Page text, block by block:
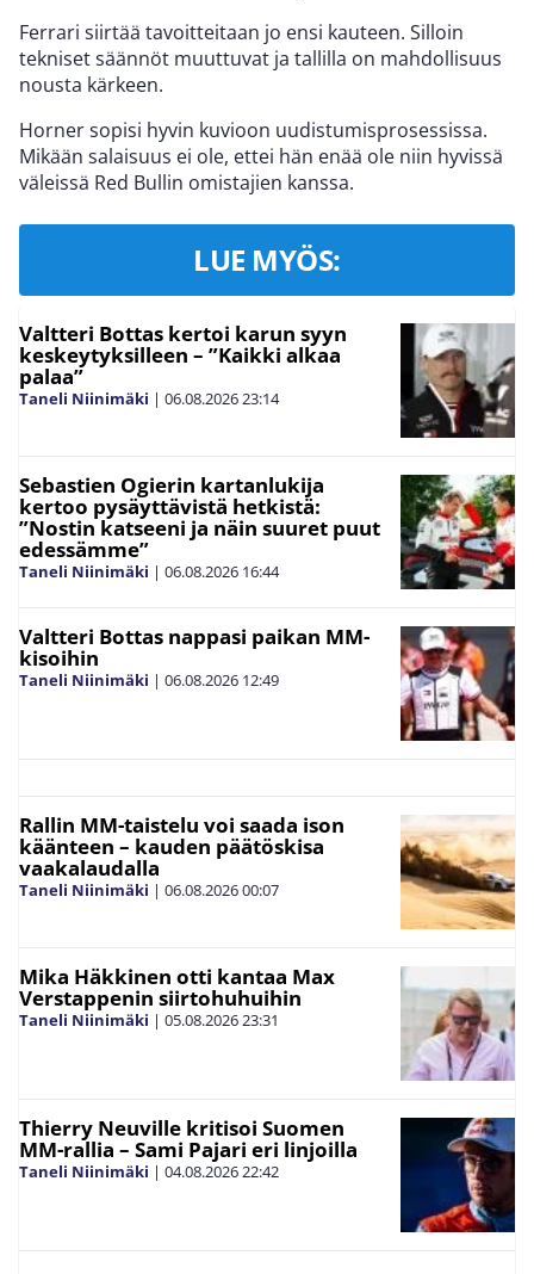
Ferrari siirtää tavoitteitaan jo ensi kauteen. Silloin
tekniset säännöt muuttuvat ja tallilla on mahdollisuus
nousta kärkeen.
Horner sopisi hyvin kuvioon uudistumisprosessissa.
Mikään salaisuus ei ole, ettei hän enää ole niin hyvissä
väleissä Red Bullin omistajien kanssa.
LUE MYÖS:
Valtteri Bottas kertoi karun syyn
keskeytyksilleen – ”Kaikki alkaa
palaa”
Taneli Niinimäki | 06.08.202623:14
Sebastien Ogierin kartanlukija
kertoo pysäyttävistä hetkistä:
”Nostin katseeni ja näin suuret puut
edessämme”
Taneli Niinimäki | 06.08.2026 16:44
Valtteri Bottas nappasi paikan MM-
kisoihin
Taneli Niinimäki | 06.08.2026 12:49
Rallin MM-taistelu voi saada ison
käänteen – kauden päätöskisa
vaakalaudalla
Taneli Niinimäki | 06.08.202600:07
Mika Häkkinen otti kantaa Max
Verstappenin siirtohuhuihin
Taneli Niinimäki | 05.08.202623:31
Thierry Neuville kritisoi Suomen
MM-rallia – Sami Pajari eri linjoilla
Taneli Niinimäki | 04.08.202622:42